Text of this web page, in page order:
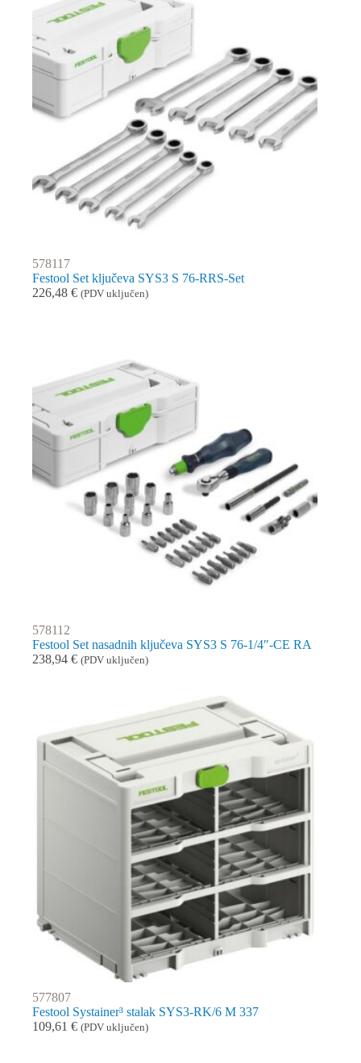
578117
Festool Set ključeva SYS3 S 76-RRS-Set
226,48 € (PDV uključen)
578112
Festool Set nasadnih ključeva SYS3 S 76-1/4″-CE RA
238,94 € (PDV uključen)
577807
Festool Systainer³ stalak SYS3-RK/6 M 337
109,61 € (PDV uključen)